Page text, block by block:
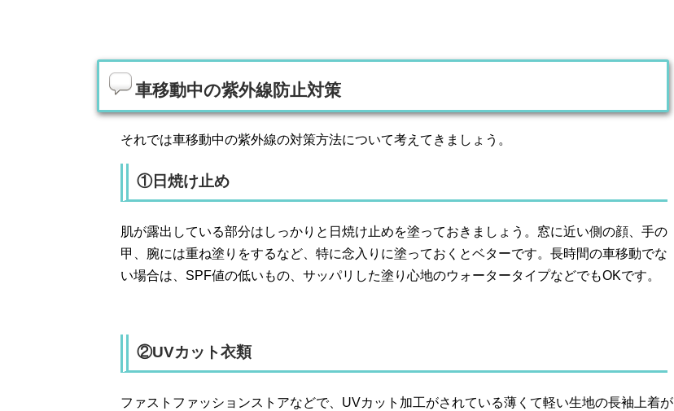
車移動中の紫外線防止対策
それでは車移動中の紫外線の対策方法について考えてきましょう。
①日焼け止め
肌が露出している部分はしっかりと日焼け止めを塗っておきましょう。窓に近い側の顔、手の
甲、腕には重ね塗りをするなど、特に念入りに塗っておくとベターです。長時間の車移動でな
い場合は、SPF値の低いもの、サッパリした塗り心地のウォータータイプなどでもOKです。
②UVカット衣類
ファストファッションストアなどで、UVカット加工がされている薄くて軽い生地の長袖上着が